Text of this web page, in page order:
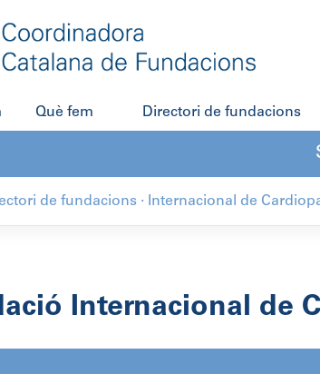
Què fem Directori de fundacions
de fundacions · Internacional de
Internacional de